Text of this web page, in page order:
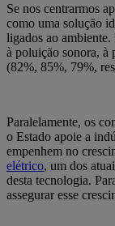
Se nos centrarmos
como uma solução
ligados ao
à poluição sonora, à
(82%, 85%, 79%,
Paralelamente, os
o Estado apoie a
empenhem no
elétrico, um dos
desta tecnologia.
assegurar esse